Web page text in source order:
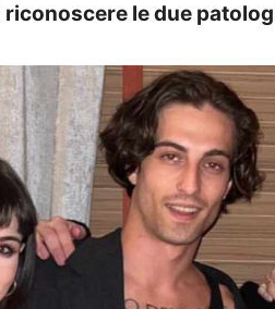
riconoscere le due